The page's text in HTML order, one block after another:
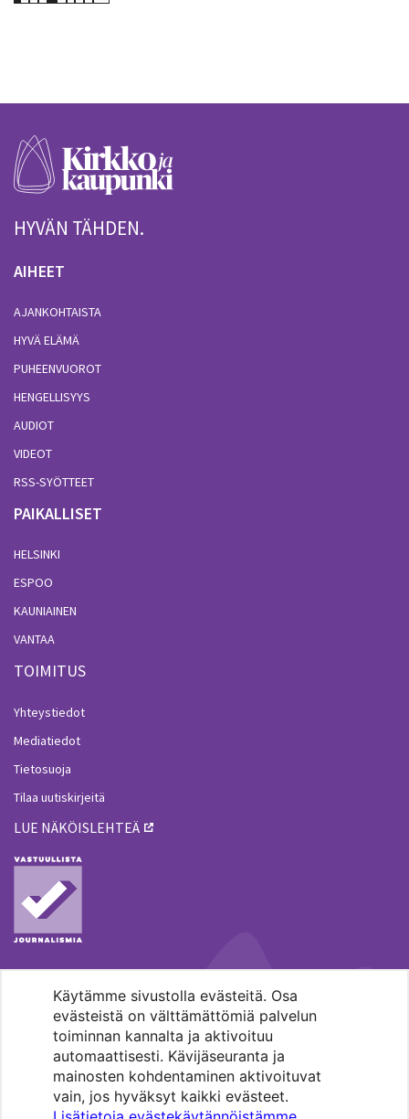
Käytämme sivustolla evästeitä. Osa
evästeistä on välttämättömiä palvelun
toiminnan kannalta ja aktivoituu
automaattisesti. Kävijäseuranta ja
mainosten kohdentaminen aktivoituvat
vain, jos hyväksyt kaikki evästeet.
HYVÄN TÄHDEN.
AIHEET
AJANKOHTAISTA
HYVÄ ELÄMÄ
PUHEENVUOROT
HENGELLISYYS
AUDIOT
VIDEOT
RSS-SYÖTTEET
PAIKALLISET
HELSINKI
ESPOO
KAUNIAINEN
VANTAA
TOIMITUS
Yhteystiedot
Mediatiedot
Tietosuoja
Tilaa uutiskirjeitä
LUE NÄKÖISLEHTEÄ
MENOHAKU